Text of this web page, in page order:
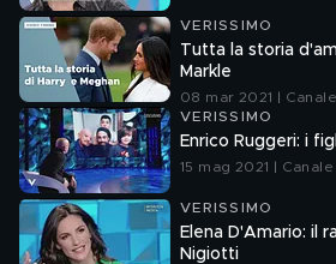
VERISSIMO
Tutta la storia
Markle
08 mar 2021 |
VERISSIMO
Enrico Ruggeri: i
15 mag 2021 | Canale
VERISSIMO
Elena D'Amario: il
Nigiotti